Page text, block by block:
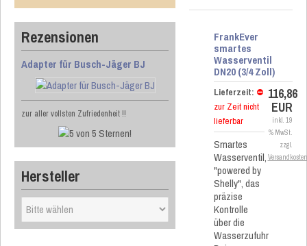
Rezensionen
Adapter für Busch-Jäger BJ
zur aller vollsten Zufriedenheit !!
Hersteller
FrankEver
smartes
Wasserventil
DN20 (3/4 Zoll)
Lieferzeit: ⛔
zur Zeit nicht
lieferbar
Smartes
Wasserventil,
"powered by
Shelly", das
präzise
Kontrolle
über die
Wasserzufuhr
116,86
EUR
inkl. 19
% MwSt.
zzgl.
Versandkosten